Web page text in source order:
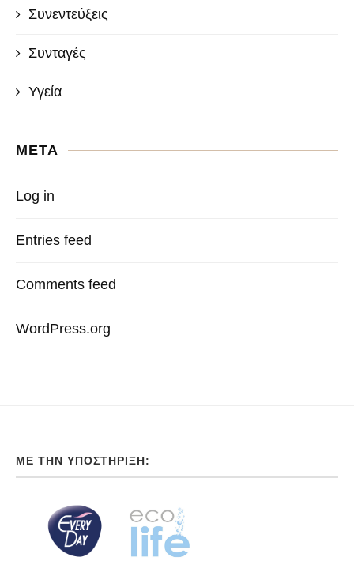
Συνεντεύξεις
Συνταγές
Υγεία
META
Log in
Entries feed
Comments feed
WordPress.org
ΜΕ ΤΗΝ ΥΠΟΣΤΉΡΙΞΗ: